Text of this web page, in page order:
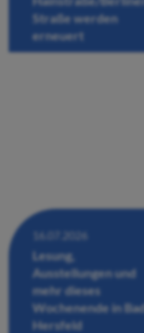
Straße werden
erneuert
16.07.2026
Lesung,
Ausstellungen und
mehr dieses
Wochenende in
Hersfeld